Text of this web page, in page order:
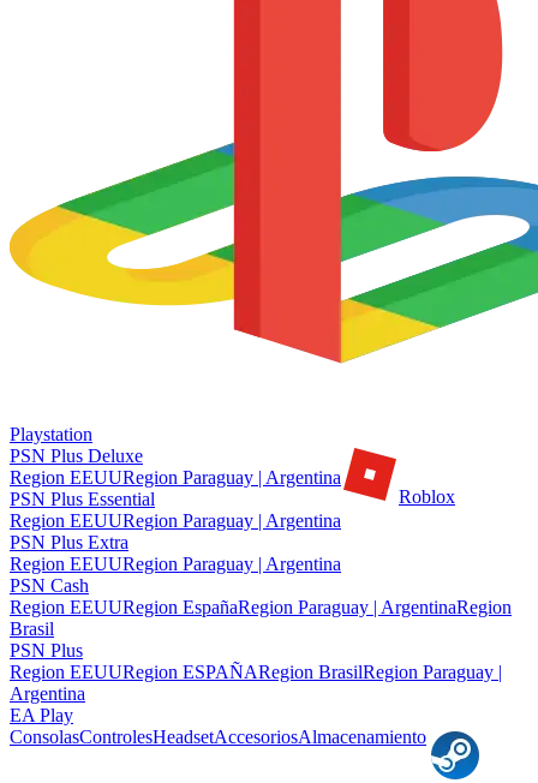
Playstation
PSN Plus Deluxe
Region EEUURegion Paraguay | Argentina
PSN Plus Essential
Region EEUURegion Paraguay | Argentina
PSN Plus Extra
Region EEUURegion Paraguay | Argentina
PSN Cash
Region EEUURegion EspañaRegion Paraguay | ArgentinaRegion
Brasil
PSN Plus
Region EEUURegion ESPAÑARegion BrasilRegion Paraguay |
Argentina
EA Play
ConsolasControlesHeadsetAccesoriosAlmacenamiento
Roblox